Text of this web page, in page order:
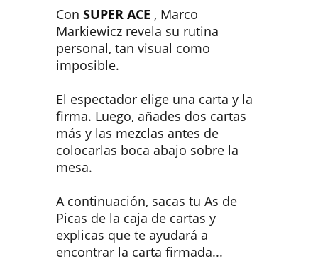
Con SUPER ACE , Marco
Markiewicz revela su rutina
personal, tan visual como
imposible.
El espectador elige una carta y la
firma. Luego, añades dos cartas
más y las mezclas antes de
colocarlas boca abajo sobre la
mesa.
A continuación, sacas tu As de
Picas de la caja de cartas y
explicas que te ayudará a
encontrar la carta firmada...